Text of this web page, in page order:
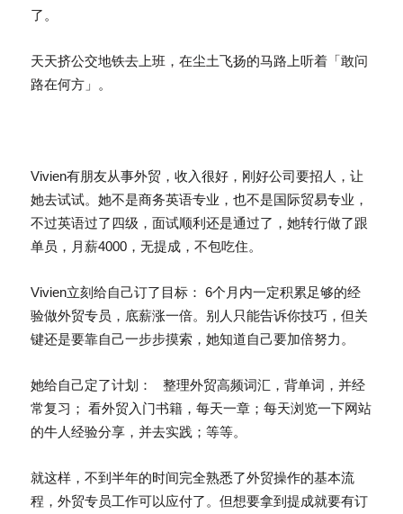
了。
天天挤公交地铁去上班，在尘土飞扬的马路上听着「敢问
路在何方」。
Vivien有朋友从事外贸，收入很好，刚好公司要招人，让
她去试试。她不是商务英语专业，也不是国际贸易专业，
不过英语过了四级，面试顺利还是通过了，她转行做了跟
单员，月薪4000，无提成，不包吃住。
Vivien立刻给自己订了目标： 6个月内一定积累足够的经
验做外贸专员，底薪涨一倍。别人只能告诉你技巧，但关
键还是要靠自己一步步摸索，她知道自己要加倍努力。
她给自己定了计划： 整理外贸高频词汇，背单词，并经
常复习； 看外贸入门书籍，每天一章；每天浏览一下网站
的牛人经验分享，并去实践；等等。
就这样，不到半年的时间完全熟悉了外贸操作的基本流
程，外贸专员工作可以应付了。但想要拿到提成就要有订